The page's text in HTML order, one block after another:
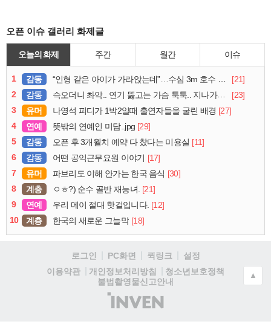
오픈 이슈 갤러리 화제글
오늘의 화제 주간 월간 이슈
1 감동 “인형 같은 아이가 가라앉는데”…수심 3m 호수 뛰어든 60대 의인
[21]
2
감동 슥오더니 촤악.. 연기 뚫고는 가슴 툭툭.. 지나가던 아재의 정체
[23]
3
유머 나영석 피디가 1박2일때 출연자들을 굴린 배경 [27]
4
연예 뜻밖의 연예인 미담..jpg [29]
5
감동 오픈 후 3개월치 예약 다 찼다는 미용실 [11]
6
감동 어떤 공익근무요원 이야기
[17]
7
유머 파브리도 이해 안가는 한국 음식 [30]
8
계층 ㅇㅎ?) 순수 골반 재능녀. [21]
9
연예 우리 메이 절대 핫걸입니다. [12]
10
계층 한국의 새로운 그늘막 [18]
로그인 PC화면 퀵링크
설정
이용약관
개인정보처리방침
청소년보호정책
불법촬영물신고안내
(주)
인
▲